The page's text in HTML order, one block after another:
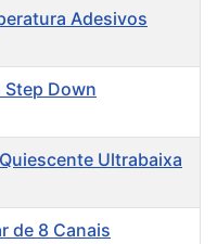
Adesivos
Step Down
Ultrabaixa
de 8 Canais